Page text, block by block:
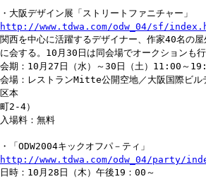
・大阪デザイン展「ストリートファニチャー」
http://www.tdwa.com/odw_04/sf/
関西を中心に活躍するデザイナー、作家40名の
に会する。10月30日は同会場でオークションも行
会期：10月27日（水）～30日（土）11:00～
会場：レストランMitte公開空地／大阪国際ビル
区本
町2-4）
入場料：無料
・「ODW2004キックオフパ－ティ」
http://www.tdwa.com/odw_04/party/
日時：10月28日（木）午後19：00～